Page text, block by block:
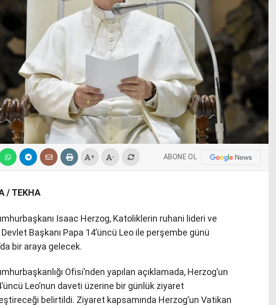
+ - ABONE OL
/ TEKHA
Isaac Herzog, Katoliklerin ruhani lideri ve
Başkanı Papa 14’üncü Leo ile perşembe günü
bir araya gelecek.
Ofisi’nden yapılan açıklamada, Herzog’un
Leo’nun daveti üzerine bir günlük ziyaret
belirtildi. Ziyaret kapsamında Herzog’un Vatikan